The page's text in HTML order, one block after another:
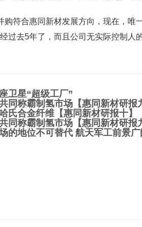
购符合惠同新材发展方向，现在，唯
过去5年了，而且公司无实际控制人
卫星“超级工厂”
同称霸制氢市场【惠同新材研报
氏合金纤维【惠同新材研报十】
同称霸制氢市场【惠同新材研报
的地位不可替代 航天军工前景广